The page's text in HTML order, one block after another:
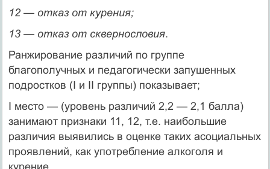
12 — отказ от курения;
13 — отказ от сквернословия.
Ранжирование различий по группе
благополучных и педагогически запушенных
подростков (I и II группы) показывает;
I место — (уровень различий 2,2 — 2,1 балла)
занимают признаки 11, 12, т.е. наибольшие
различия выявились в оценке таких асоциальных
проявлений, как употребление алкоголя и